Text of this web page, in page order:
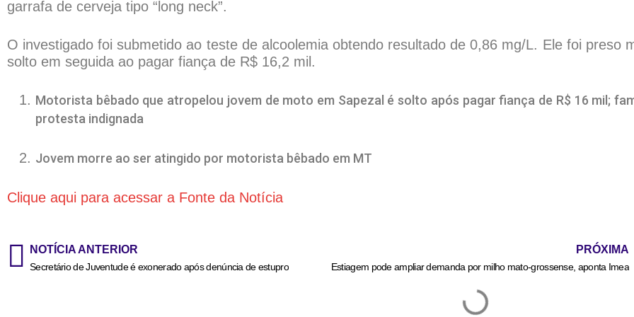
garrafa de cerveja tipo “long neck”.
O investigado foi submetido ao teste de alcoolemia obtendo resultado de 0,86 mg/L. Ele foi preso
solto em seguida ao pagar fiança de R$ 16,2 mil.
Motorista bêbado que atropelou jovem de moto em Sapezal é solto após pagar fiança de R$ 16 mil;
protesta indignada
Jovem morre ao ser atingido por motorista bêbado em MT
Clique aqui para acessar a Fonte da Notícia
NOTÍCIA ANTERIOR
Secretário de Juventude é exonerado após denúncia de estupro
PRÓXIMA
Estiagem pode ampliar demanda por milho mato-grossense, aponta Imea